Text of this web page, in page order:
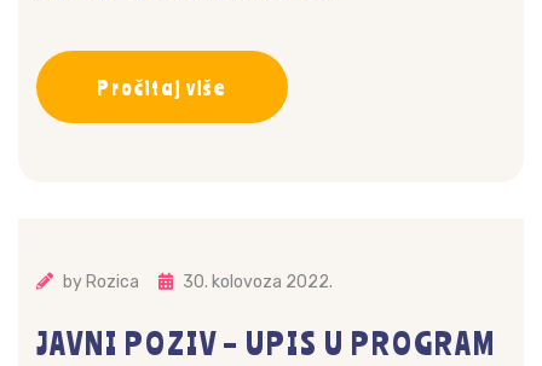
Pročitaj više
by Rozica 30. kolovoza 2022.
JAVNI POZIV – UPIS U PROGRAM